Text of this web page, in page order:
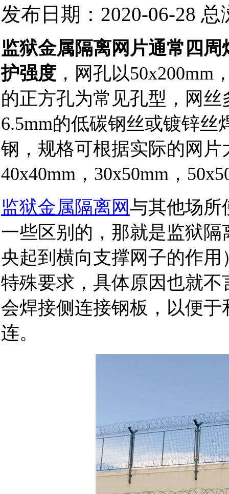
发布日期：2020-06-28 总
监狱金属隔离网片通常四
护强度 ，网孔以50x200mm
的正方孔为常见孔型，网丝
6.5mm的低碳钢丝或镀锌
钢，规格可根据实际的网片
40x40mm，30x50mm，
监狱金属隔离网与其他场所
一些区别的，那就是监狱
央起到横向支撑网子的作
特殊要求，具体原因也就
会焊接侧连接钢板，以便
连。